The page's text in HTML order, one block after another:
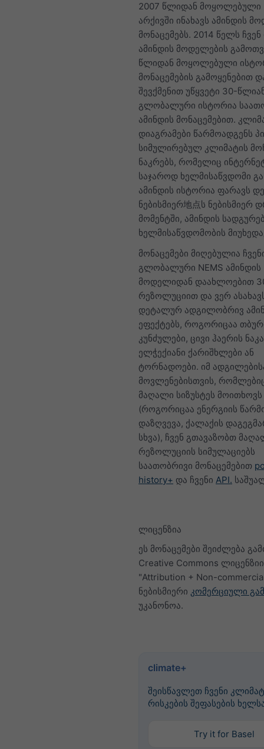
2007 წლიდან მოყოლებული
არქივში ინახავს ამინდის
მონაცემებს. 2014 წელს
ამინდის მოდელების
წლიდან მოყოლებული
მონაცემების გამოყენებით
შევქმენით უწყვეტი 30-
გლობალური ისტორია
ამინდის მონაცემებით.
დიაგრამები წარმოადგენს
სიმულირებულ კლიმატის
ნაკრებს, რომელიც
საჯაროდ ხელმისაწვდომი
ამინდის ისტორია ფარავს
ნებისმიერ地点ს ნებისმიერ
მომენტში, ამინდის
ხელმისაწვდომობის
მონაცემები მიღებულია
გლობალური NEMS ამინდის
მოდელიდან დაახლოებით
რეზოლუციით და ვერ
დეტალურ ადგილობრივ
ეფექტებს, როგორიცაა
კუნძულები, ცივი ჰაერის
ელჭექიანი ქარიშხლები ან
ტორნადოები. იმ
მოვლენებისთვის,
მაღალი სიზუსტეს მოითხოვს
(როგორიცაა ენერგიის
დაზღვევა, ქალაქის
სხვა), ჩვენ გთავაზობთ
რეზოლუციის სიმულაციებს
საათობრივი მონაცემებით
history+ და ჩვენი API.
ლიცენზია
ეს მონაცემები შეიძლება
Creative Commons
"Attribution + Non-
ნებისმიერი კომერციული
უკანონოა.
climate+
შეისწავლეთ ჩვენი
რისკების შეფასების
Try it for Basel